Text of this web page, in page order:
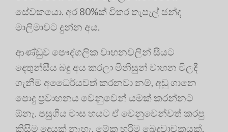
සේවකයො. අර 80%ක් විතර තැපැල් ඡන්ද
මාලිමාවට දුන්න අය.
ආණ්ඩුව පෞද්ගලික වාහනවලින් සීයට
දෙතුන්සීය බදු අය කරලා මිනිසුන් වාහන මිලදී
ගැනීම අධෛර්යවත් කරනවා නම්, අඩු ගානෙ
පොදු ප්‍රවාහනය වෙනුවෙන් යමක් කරන්නට
ඕනැ. පසුගිය මාස හයට ඒ වෙනුවෙන්වත් කරපු
කිසිම දෙයක් නැහැ. මේක හරිම ඛෙදවාචකයක්.